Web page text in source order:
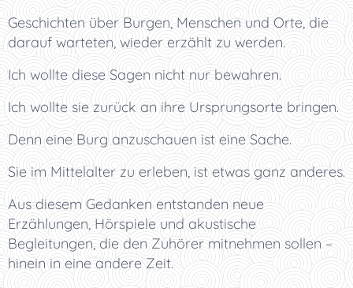
Geschichten über Burgen, Menschen und Orte, die
darauf warteten, wieder erzählt zu werden.
Ich wollte diese Sagen nicht nur bewahren.
Ich wollte sie zurück an ihre Ursprungsorte bringen.
Denn eine Burg anzuschauen ist eine Sache.
Sie im Mittelalter zu erleben, ist etwas ganz anderes.
Aus diesem Gedanken entstanden neue
Erzählungen, Hörspiele und akustische
Begleitungen, die den Zuhörer mitnehmen sollen –
hinein in eine andere Zeit.